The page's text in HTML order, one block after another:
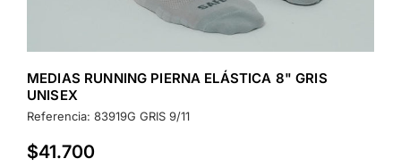
MEDIAS RUNNING PIERNA ELÁSTICA 8" GRIS
UNISEX
Referencia: 83919G GRIS 9/11
Precio
$41.700